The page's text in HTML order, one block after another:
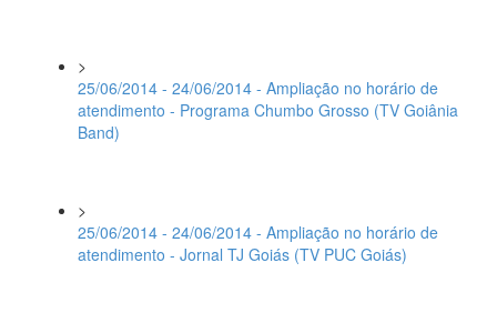
>
25/06/2014 - 24/06/2014 - Ampliação no horário de
atendimento - Programa Chumbo Grosso (TV Goiânia
Band)
>
25/06/2014 - 24/06/2014 - Ampliação no horário de
atendimento - Jornal TJ Goiás (TV PUC Goiás)